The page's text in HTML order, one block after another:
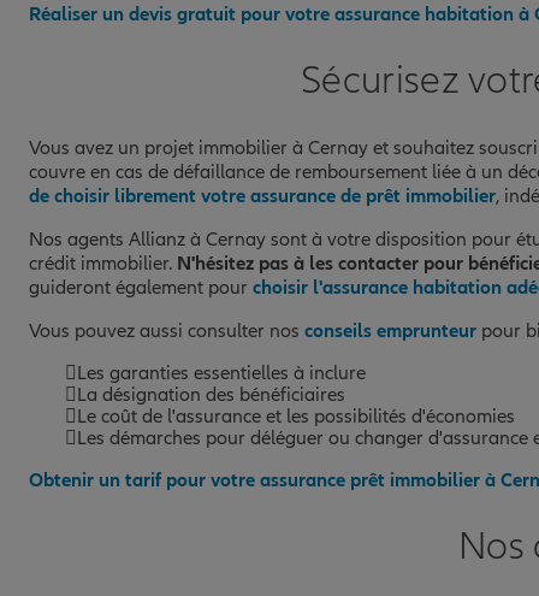
Réaliser un devis gratuit pour votre assurance habitation à
Sécurisez
Vous avez un projet immobilier à Cernay et souhaitez
couvre en cas de défaillance de remboursement liée à un
de choisir librement votre assurance de prêt immobilier,
Nos agents Allianz à Cernay sont à votre disposition pour
crédit immobilier. N'hésitez pas à les contacter pour
guideront également pour choisir l'assurance habitation
Vous pouvez aussi consulter nos conseils emprunteur pour
Les garanties essentielles à inclure
La désignation des bénéficiaires
Le coût de l'assurance et les possibilités d'économies
Les démarches pour déléguer ou changer d'assurance
Obtenir un tarif pour votre assurance prêt immobilier à
Nos